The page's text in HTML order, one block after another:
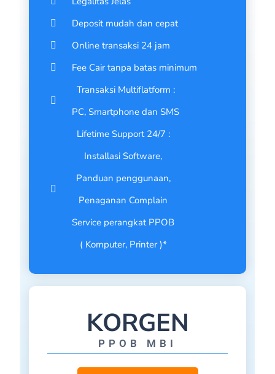
ENHA CELL-CIANJUR
DASURI RELOAD-JAWA TIMUR
RAISYA37-SULAWESI TENGGARA
RIEF HUSYAHADI-TASIKMALAYA
JBCELL HIKMAH IBUNDA-ACEH
DINA-JAWA TENGAH
AISYA PUSPITASARI-TASIKMALAYA
ASRAR-SULAWESI SELATAN
Deposit mudah dan cepat
Online transaksi 24 jam
Fee Cair tanpa batas minimum
Transaksi Multiflatform :
PC, Smartphone dan SMS
Lifetime Support 24/7 :
Installasi Software,
Panduan penggunaan,
Penaganan Complain
Service perangkat PPOB
( Komputer, Printer )*
KORGEN
PPOB MBI